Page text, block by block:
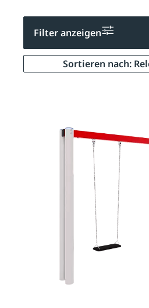
Filter anzeigen